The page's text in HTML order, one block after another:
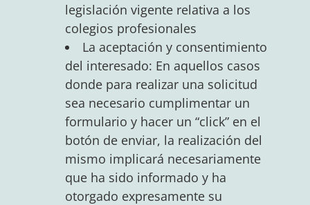
legislación vigente relativa a los
colegios profesionales
La aceptación y consentimiento
del interesado: En aquellos casos
donde para realizar una solicitud
sea necesario cumplimentar un
formulario y hacer un “click” en el
botón de enviar, la realización del
mismo implicará necesariamente
que ha sido informado y ha
otorgado expresamente su